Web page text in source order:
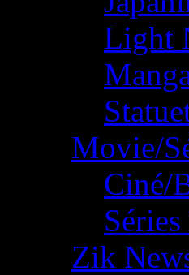
Light
Movie/
Ciné/
Zik